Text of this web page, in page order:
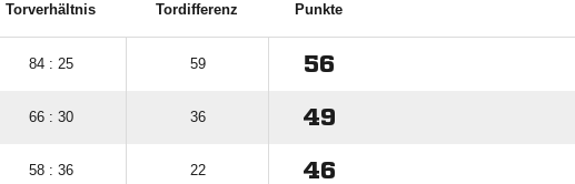
Torverhältnis Tordifferenz Punkte
84 : 25 59 56
66 : 30 36 49
58 : 36 22 46